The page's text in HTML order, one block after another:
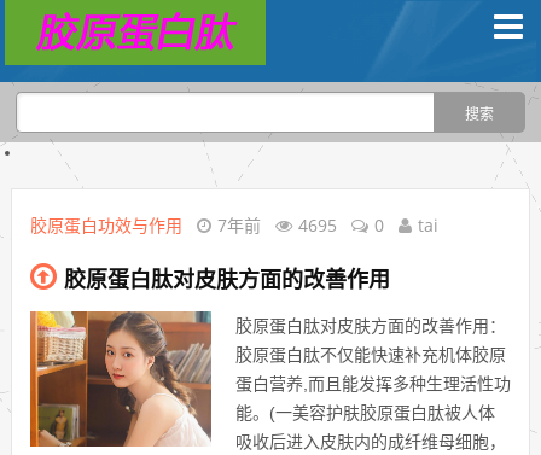
胶原蛋白功效与作用 7年前 4695 0 tai
胶原蛋白肽对皮肤方面的改善作用
胶原蛋白肽对皮肤方面的改善作用：
胶原蛋白肽不仅能快速补充机体胶原
蛋白营养,而且能发挥多种生理活性功
能。(一美容护肤胶原蛋白肽被人体
吸收后进入皮肤内的成纤维母细胞，